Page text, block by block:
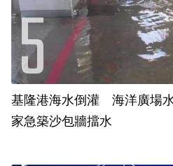
基隆港海水倒灌 海洋廣場
家急築沙包牆擋水